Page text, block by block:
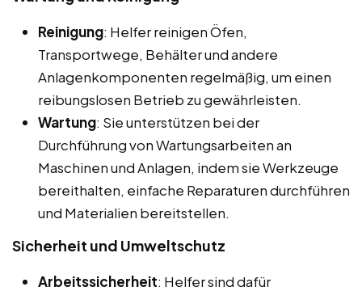
Reinigung: Helfer reinigen Öfen,
Transportwege, Behälter und andere
Anlagenkomponenten regelmäßig, um einen
reibungslosen Betrieb zu gewährleisten.
Wartung: Sie unterstützen bei der
Durchführung von Wartungsarbeiten an
Maschinen und Anlagen, indem sie Werkzeuge
bereithalten, einfache Reparaturen durchführen
und Materialien bereitstellen.
Sicherheit und Umweltschutz
Arbeitssicherheit: Helfer sind dafür